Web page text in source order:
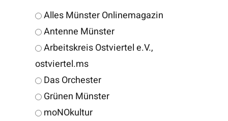
Alles Münster Onlinemagazin
Antenne Münster
Arbeitskreis Ostviertel e.V.,
ostviertel.ms
Das Orchester
Grünen Münster
moNOkultur